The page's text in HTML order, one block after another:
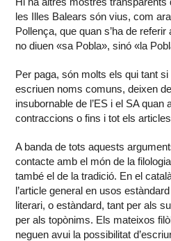
les Illes Balears són vius, com
Pollença, que quan s’ha de
no diuen «sa Pobla», sinó «la
Per paga, són molts els qui tant
escriuen noms comuns, deixen
insubornable de l’ES i el SA
contraccions o fins i tot els
A banda de tots aquests
contacte amb el món de la
també el de la tradició. En el
l’article general en usos
literari, o estàndard, tant per als
per als topònims. Els mateixos
neguen avui la possibilitat